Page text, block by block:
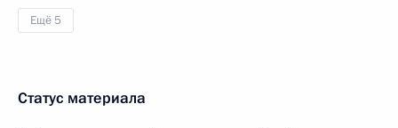
Ещё 5
Статус материала